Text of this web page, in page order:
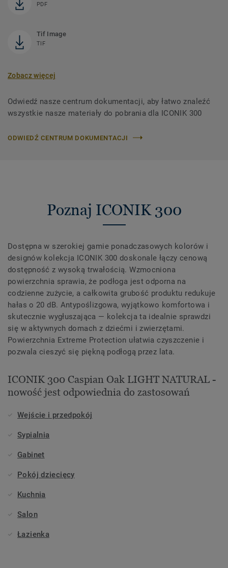
PDF
Tif Image
TIF
Zobacz więcej
Odwiedź nasze centrum dokumentacji, aby łatwo znaleźć
wszystkie nasze materiały do ​​pobrania dla ICONIK 300
ODWIEDŹ CENTRUM DOKUMENTACJI
Poznaj ICONIK 300
Dostępna w szerokiej gamie ponadczasowych kolorów i
designów kolekcja ICONIK 300 doskonale łączy cenową
dostępność z wysoką trwałością. Wzmocniona
powierzchnia sprawia, że podłoga jest odporna na
codzienne zużycie, a całkowita grubość produktu redukuje
hałas o 20 dB. Antypoślizgowa, wyjątkowo komfortowa i
skutecznie wygłuszająca — kolekcja ta idealnie sprawdzi
się w aktywnych domach z dziećmi i zwierzętami.
Powierzchnia Extreme Protection ułatwia czyszczenie i
pozwala cieszyć się piękną podłogą przez lata.
ICONIK 300 Caspian Oak LIGHT NATURAL -
nowość jest odpowiednia do zastosowań
Wejście i przedpokój
Sypialnia
Gabinet
Pokój dziecięcy
Kuchnia
Salon
Łazienka